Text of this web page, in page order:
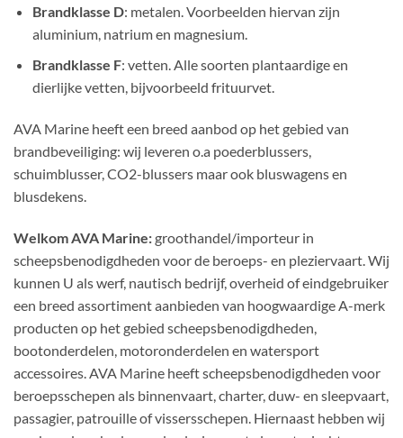
Brandklasse D: metalen. Voorbeelden hiervan zijn
aluminium, natrium en magnesium.
Brandklasse F: vetten. Alle soorten plantaardige en
dierlijke vetten, bijvoorbeeld frituurvet.
AVA Marine heeft een breed aanbod op het gebied van
brandbeveiliging: wij leveren o.a poederblussers,
schuimblusser, CO2-blussers maar ook bluswagens en
blusdekens.
Welkom AVA Marine:groothandel/importeur in
scheepsbenodigdheden voor de beroeps- en pleziervaart. Wij
kunnen U als werf, nautisch bedrijf, overheid of eindgebruiker
een breed assortiment aanbieden van hoogwaardige A-merk
producten op het gebied scheepsbenodigdheden,
bootonderdelen, motoronderdelen en watersport
accessoires. AVA Marine heeft scheepsbenodigdheden voor
beroepsschepen als binnenvaart, charter, duw- en sleepvaart,
passagier, patrouille of vissersschepen. Hiernaast hebben wij